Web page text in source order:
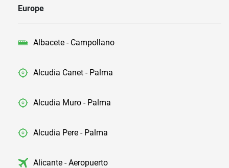
Europe
Albacete - Campollano
Alcudia Canet - Palma
Alcudia Muro - Palma
Alcudia Pere - Palma
Alicante - Aeropuerto